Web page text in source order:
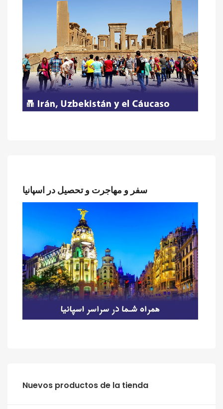
سفر و مهاجرت و تحصیل در اسپانیا
‫‪Nuevos‬‬ ‫‪productos‬‬ ‫‪de‬‬ ‫‪la‬‬ ‫‪tienda‬‬